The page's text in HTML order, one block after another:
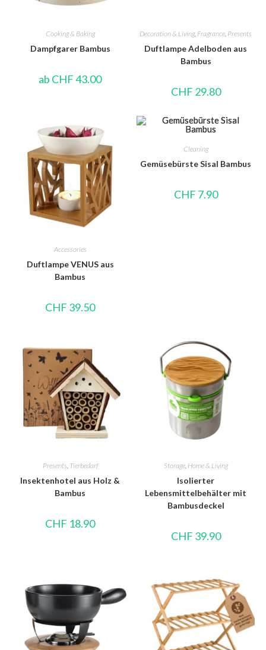
Cooking & Baking
Dampfgarer Bambus
ab CHF43.00
Decoration & Living, Fragrance Presents
Duftlampe Adelboden aus
Bambus
CHF 29.80
Accessories
Duftlampe VENUS aus
Bambus
CHF 39.50
Cleaning
Gemüsebürste Sisal Bambus
CHF 7.90
Presents, Tierbedarf
Insektenhotel aus Holz &
Bambus
CHF 18.90
Storage, Home & Living
Isolierter
Lebensmittelbehälter mit
Bambusdeckel
CHF 39.90